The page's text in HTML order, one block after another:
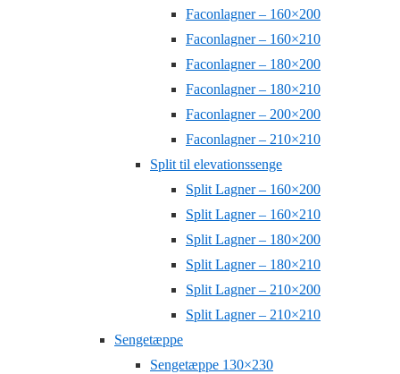
Faconlagner – 160×200
Faconlagner – 160×210
Faconlagner – 180×200
Faconlagner – 180×210
Faconlagner – 200×200
Faconlagner – 210×210
Split til elevationssenge
Split Lagner – 160×200
Split Lagner – 160×210
Split Lagner – 180×200
Split Lagner – 180×210
Split Lagner – 210×200
Split Lagner – 210×210
Sengetæppe
Sengetæppe 130×230